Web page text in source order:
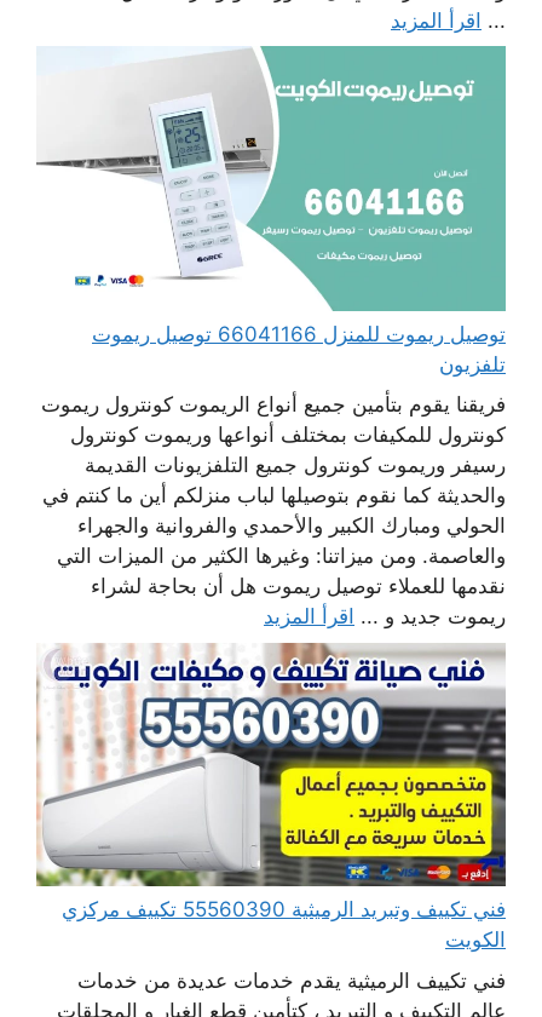
... اقرأ المزيد
توصيل ريموت للمنزل 66041166 توصيل ريموت
تلفزيون
فريقنا يقوم بتأمين جميع أنواع الريموت كونترول ريموت
كونترول للمكيفات بمختلف أنواعها وريموت كونترول
رسيفر وريموت كونترول جميع التلفزيونات القديمة
والحديثة كما نقوم بتوصيلها لباب منزلكم أين ما كنتم في
الحولي ومبارك الكبير والأحمدي والفروانية والجهراء
والعاصمة. ومن ميزاتنا: وغيرها الكثير من الميزات التي
نقدمها للعملاء توصيل ريموت هل أن بحاجة لشراء
ريموت جديد و ... اقرأ المزيد
فني تكييف وتبريد الرميثية 55560390 تكييف مركزي
الكويت
فني تكييف الرميثية يقدم خدمات عديدة من خدمات
عالم التكييف و التبريد ، كتأمين قطع الغيار و المحلقات